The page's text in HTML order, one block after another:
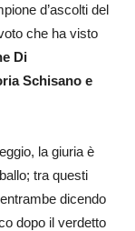
d’ascolti del
che ha visto
Di
Schisano e
la giuria è
tra questi
dicendo
dopo il verdetto